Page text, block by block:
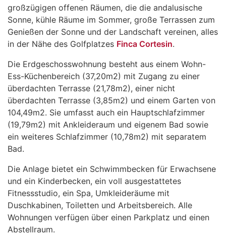
großzügigen offenen Räumen, die die andalusische
Sonne, kühle Räume im Sommer, große Terrassen zum
Genießen der Sonne und der Landschaft vereinen, alles
in der Nähe des Golfplatzes Finca Cortesin.
Die Erdgeschosswohnung besteht aus einem Wohn-
Ess-Küchenbereich (37,20m2) mit Zugang zu einer
überdachten Terrasse (21,78m2), einer nicht
überdachten Terrasse (3,85m2) und einem Garten von
104,49m2. Sie umfasst auch ein Hauptschlafzimmer
(19,79m2) mit Ankleideraum und eigenem Bad sowie
ein weiteres Schlafzimmer (10,78m2) mit separatem
Bad.
Die Anlage bietet ein Schwimmbecken für Erwachsene
und ein Kinderbecken, ein voll ausgestattetes
Fitnessstudio, ein Spa, Umkleideräume mit
Duschkabinen, Toiletten und Arbeitsbereich. Alle
Wohnungen verfügen über einen Parkplatz und einen
Abstellraum.